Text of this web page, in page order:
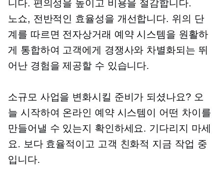
니다. 편의성을 높이고 비용을 절감합니다.
노쇼, 전반적인 효율성을 개선합니다. 위의 단
계를 따르면 전자상거래 예약 시스템을 원활하
게 통합하여 고객에게 경쟁사와 차별화되는 뛰
어난 경험을 제공할 수 있습니다.
소규모 사업을 변화시킬 준비가 되셨나요? 오
늘 시작하여 온라인 예약 시스템이 어떤 차이를
만들어낼 수 있는지 확인하세요. 기다리지 마세
요. 보다 효율적이고 고객 친화적 지금 작업 중
입니다.